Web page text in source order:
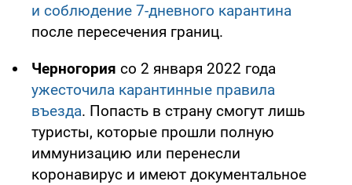
и соблюдение 7-дневного карантина
после пересечения границ.
Черногория со 2 января 2022 года
ужесточила карантинные правила
въезда. Попасть в страну смогут лишь
туристы, которые прошли полную
иммунизацию или перенесли
коронавирус и имеют документальное